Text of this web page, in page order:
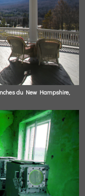
du New Hampshire,